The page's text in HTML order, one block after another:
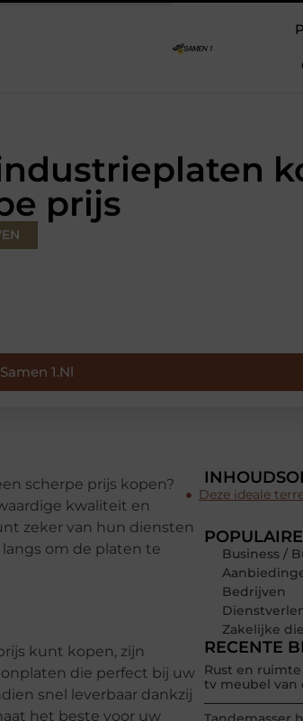
prijs
1.nl
scherpe prijs kopen?
kwaliteit en
zeker van hun diensten
om de platen te
kunt kopen, zijn
die perfect bij uw
snel leverbaar dankzij
het beste voor uw
Deze ideale
Business /
Bedrijven
Zakelijke
RECENTE
Rust en
tv meubel van